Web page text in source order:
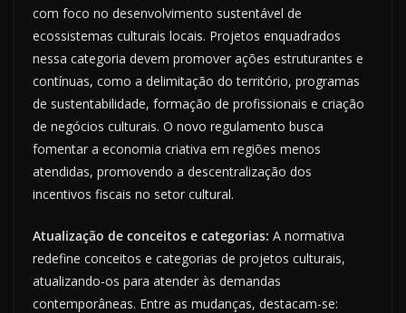
com foco no desenvolvimento sustentável de
ecossistemas culturais locais. Projetos enquadrados
nessa categoria devem promover ações estruturantes e
contínuas, como a delimitação do território, programas
de sustentabilidade, formação de profissionais e criação
de negócios culturais. O novo regulamento busca
fomentar a economia criativa em regiões menos
atendidas, promovendo a descentralização dos
incentivos fiscais no setor cultural.
Atualização de conceitos e categorias: A normativa
redefine conceitos e categorias de projetos culturais,
atualizando-os para atender às demandas
contemporâneas. Entre as mudanças, destacam-se: